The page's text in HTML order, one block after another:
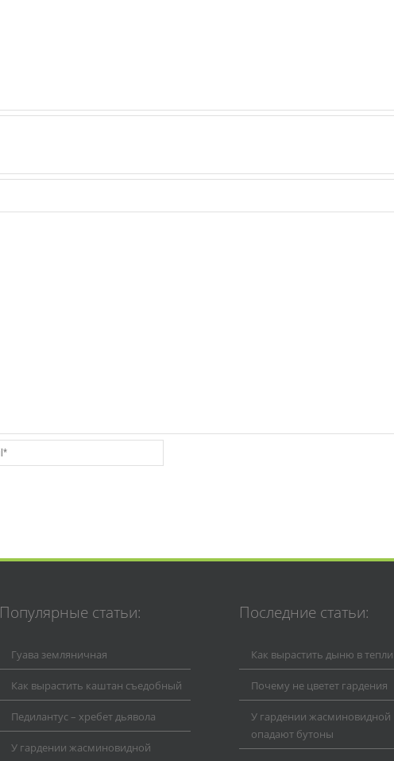
Популярные статьи:
Гуава земляничная
Как вырастить каштан съедобный
Педилантус – хребет дьявола
У гардении жасминовидной
Последние статьи:
Как вырастить дыню в
Почему не цветет гардения
У гардении жасминовидной
опадают бутоны